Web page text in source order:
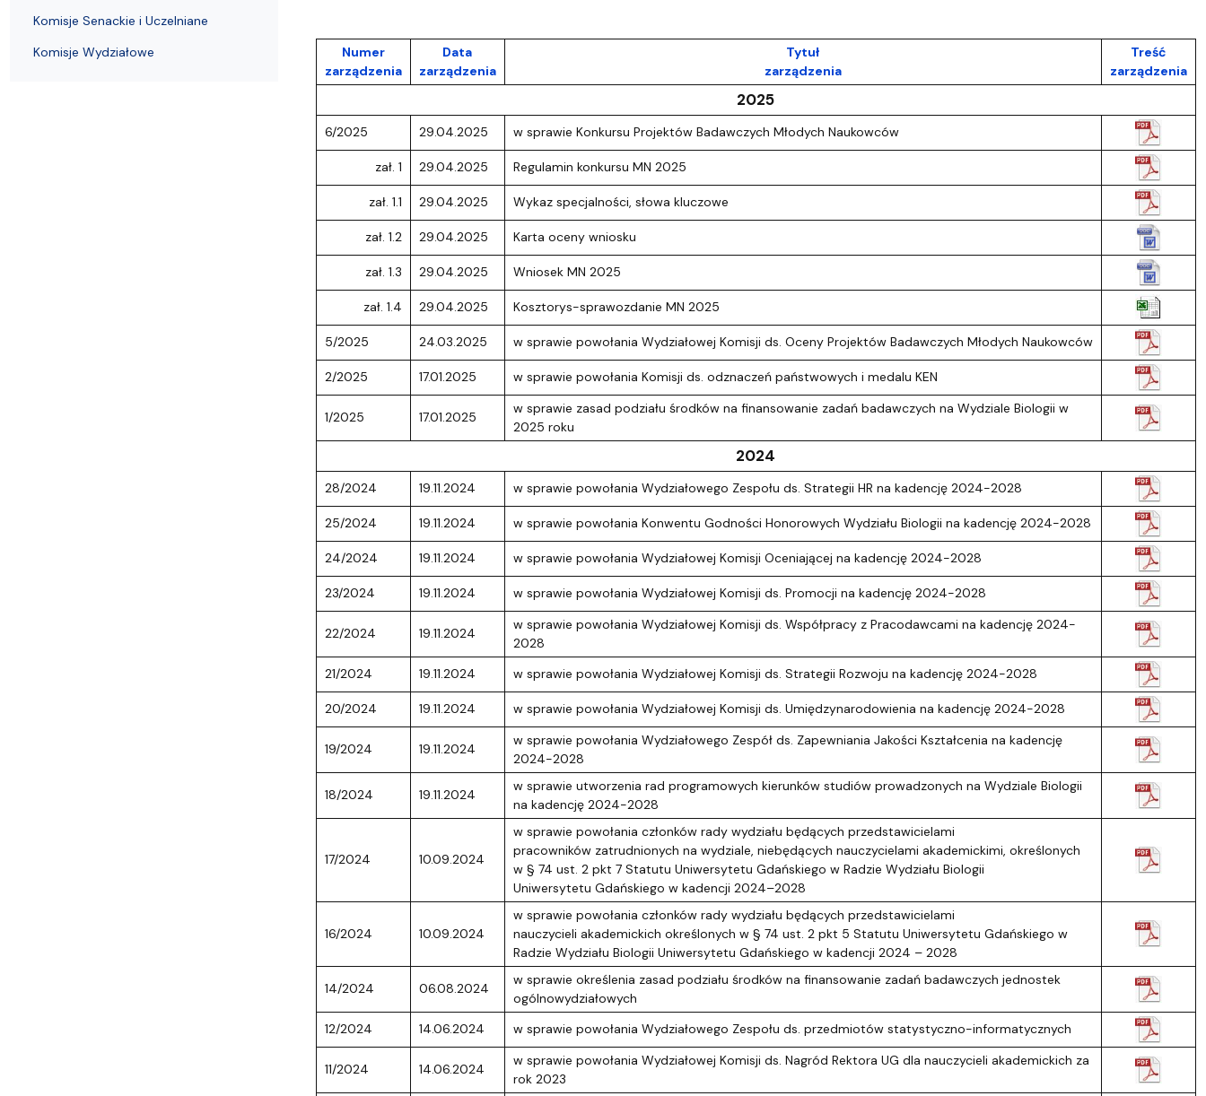
Numer
zarządzenia
Data
zarządzenia
Tytuł
zarządzenia
Treść
zarządzenia
2025
6/2025 29.04.2025 w sprawie Konkursu Projektów Badawczych Młodych Naukowców
zał. 1 29.04.2025 Regulamin konkursu MN 2025
zał. 1.1 29.04.2025 Wykaz specjalności, słowa kluczowe
zał. 1.2 29.04.2025 Karta oceny wniosku
zał. 1.3 29.04.2025 Wniosek MN 2025
zał. 1.4 29.04.2025 Kosztorys-sprawozdanie MN 2025
5/2025 24.03.2025 w sprawie powołania Wydziałowej Komisji ds. Oceny Projektów Badawczych Młodych Naukowców
2/2025 17.01.2025 w sprawie powołania Komisji ds. odznaczeń państwowych i medalu KEN
1/2025 17.01.2025
w sprawie zasad podziału środków na finansowanie zadań badawczych na Wydziale Biologii w
2025 roku
2024
28/2024 19.11.2024 w sprawie powołania Wydziałowego Zespołu ds. Strategii HR na kadencję 2024-2028
25/2024 19.11.2024 w sprawie powołania Konwentu Godności Honorowych Wydziału Biologii na kadencję 2024-2028
24/2024 19.11.2024 w sprawie powołania Wydziałowej Komisji Oceniającej na kadencję 2024-2028
23/2024 19.11.2024 w sprawie powołania Wydziałowej Komisji ds. Promocji na kadencję 2024-2028
22/2024 19.11.2024
w sprawie powołania Wydziałowej Komisji ds. Współpracy z Pracodawcami na kadencję 2024-
2028
21/2024
19.11.2024 w sprawie powołania Wydziałowej Komisji ds. Strategii Rozwoju na kadencję 2024-2028
20/2024 19.11.2024 w sprawie powołania Wydziałowej Komisji ds. Umiędzynarodowienia na kadencję 2024-2028
19/2024 19.11.2024
w sprawie powołania Wydziałowego Zespół ds. Zapewniania Jakości Kształcenia na kadencję
2024-2028
18/2024 19.11.2024
w sprawie utworzenia rad programowych kierunków studiów prowadzonych na Wydziale Biologii
na kadencję 2024-2028
17/2024 10.09.2024
w sprawie powołania członków rady wydziału będących przedstawicielami
pracowników zatrudnionych na wydziale, niebędących nauczycielami akademickimi, określonych
w § 74 ust. 2 pkt 7 Statutu Uniwersytetu Gdańskiego w Radzie Wydziału Biologii
Uniwersytetu Gdańskiego w kadencji 2024–2028
16/2024 10.09.2024
w sprawie powołania członków rady wydziału będących przedstawicielami
nauczycieli akademickich określonych w § 74 ust. 2 pkt 5 Statutu Uniwersytetu Gdańskiego w
Radzie Wydziału Biologii Uniwersytetu Gdańskiego w kadencji 2024 – 2028
14/2024 06.08.2024
w sprawie określenia zasad podziału środków na finansowanie zadań badawczych jednostek
ogólnowydziałowych
12/2024
14.06.2024 w sprawie powołania Wydziałowego Zespołu ds. przedmiotów statystyczno-informatycznych
11/2024 14.06.2024
w sprawie powołania Wydziałowej Komisji ds. Nagród Rektora UG dla nauczycieli akademickich za
rok 2023
Komisje Senackie i Uczelniane
Komisje Wydziałowe